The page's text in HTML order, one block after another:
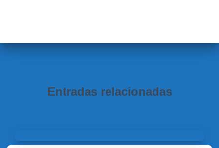
:
Entradas relacionadas